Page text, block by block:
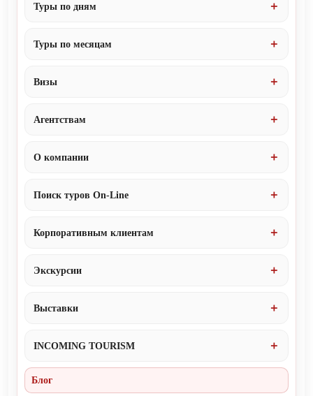
Туры по дням
Туры по месяцам
Визы
Агентствам
О компании
Поиск туров On-Line
Корпоративным клиентам
Экскурсии
Выставки
INCOMING TOURISM
Блог